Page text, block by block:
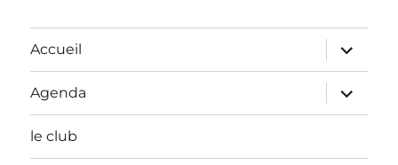
Accueil
ouvrir
le
sous-
menu
Agenda
ouvrir
le
sous-
le club